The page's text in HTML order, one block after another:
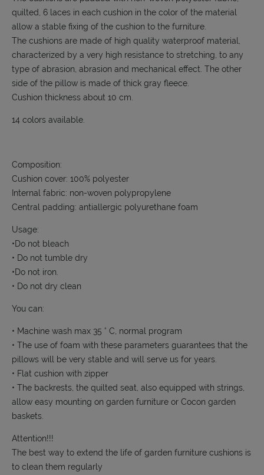
quilted, 6 laces in each cushion in the color of the material
allow a stable fixing of the cushion to the furniture.
The cushions are made of high quality waterproof material,
characterized by a very high resistance to stretching, to any
type of abrasion, abrasion and mechanical effect. The other
side of the pillow is made of thick gray fleece.
Cushion thickness about 10 cm.
14 colors available.
Composition:
Cushion cover: 100% polyester
Internal fabric: non-woven polypropylene
Central padding: antiallergic polyurethane foam
Usage:
•Do not bleach
• Do not tumble dry
•Do not iron.
• Do not dry clean
You can:
• Machine wash max 35 ° C, normal program
• The use of foam with these parameters guarantees that the
pillows will be very stable and will serve us for years.
• Flat cushion with zipper
• The backrests, the quilted seat, also equipped with strings,
allow easy mounting on garden furniture or Cocon garden
baskets.
Attention!!!
The best way to extend the life of garden furniture cushions is
to clean them regularly